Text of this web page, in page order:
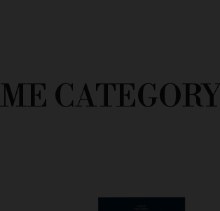
CATEGORY